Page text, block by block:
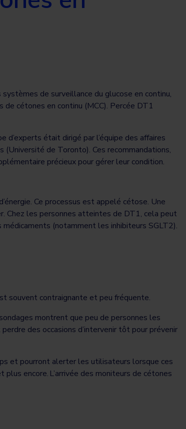
de surveillance du glucose en continu,
cétones en continu (MCC). Percée DT1
d’experts était dirigé par l’équipe des affaires
(Université de Toronto). Ces recommandations,
précieux pour gérer leur condition.
Ce processus est appelé cétose. Une
Chez les personnes atteintes de DT1, cela peut
médicaments (notamment les inhibiteurs SGLT2).
souvent contraignante et peu fréquente.
montrent que peu de personnes les
des occasions d’intervenir tôt pour prévenir
et pourront alerter les utilisateurs lorsque ces
encore. L’arrivée des moniteurs de cétones